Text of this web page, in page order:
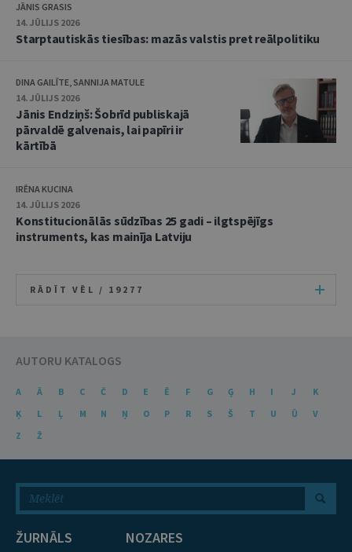
JĀNIS GRASIS
14. JŪLIJS 2026
Starptautiskās tiesības: mazās valstis pret reālpolitiku
DINA GAILĪTE, SANNIJA MATULE
14. JŪLIJS 2026
Jānis Endziņš: Šobrīd publiskajā
pārvaldē galvenais, lai papīri ir
kārtībā
IRĒNA KUCINA
14. JŪLIJS 2026
Konstitucionālās sūdzības 25 gadi – ilgtspējīgs
instruments, kas mainīja Latviju
RĀDĪT VĒL / 19277
AUTORU KATALOGS
A Ā B C Č D E Ē F G Ģ H I J
K
Ķ
L Ļ M N Ņ O P R S Š T U Ū
V
Z
Ž
ŽURNĀLS NOZARES